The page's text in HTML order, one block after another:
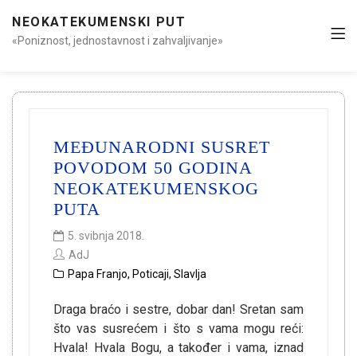
NEOKATEKUMENSKI PUT
«Poniznost, jednostavnost i zahvaljivanje»
MEĐUNARODNI SUSRET
POVODOM 50 GODINA
NEOKATEKUMENSKOG
PUTA
5. svibnja 2018.
AdJ
Papa Franjo, Poticaji, Slavlja
Draga braćo i sestre, dobar dan! Sretan sam
što vas susrećem i što s vama mogu reći:
Hvala! Hvala Bogu, a također i vama, iznad